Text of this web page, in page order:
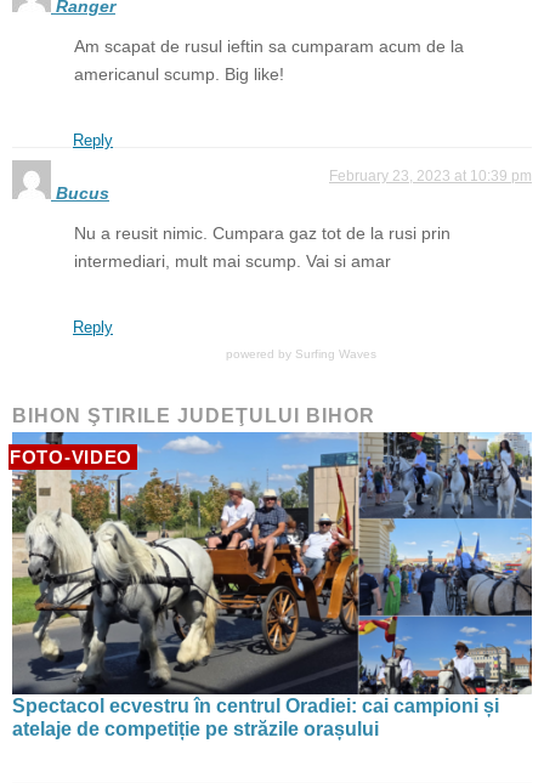
Ranger
Am scapat de rusul ieftin sa cumparam acum de la
americanul scump. Big like!
Reply
Bucus
February 23, 2023 at 10:39 pm
Nu a reusit nimic. Cumpara gaz tot de la rusi prin
intermediari, mult mai scump. Vai si amar
Reply
powered by Surfing Waves
BIHON ŞTIRILE JUDEŢULUI BIHOR
FOTO-VIDEO
Spectacol ecvestru în centrul Oradiei: cai campioni și
atelaje de competiție pe străzile orașului